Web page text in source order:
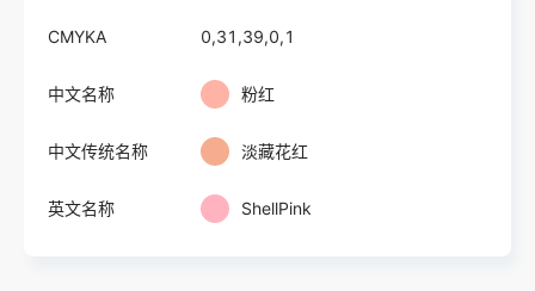
CMYKA 0,31,39,0,1
中文名称 粉红
中文传统名称 淡藏花红
英文名称 ShellPink